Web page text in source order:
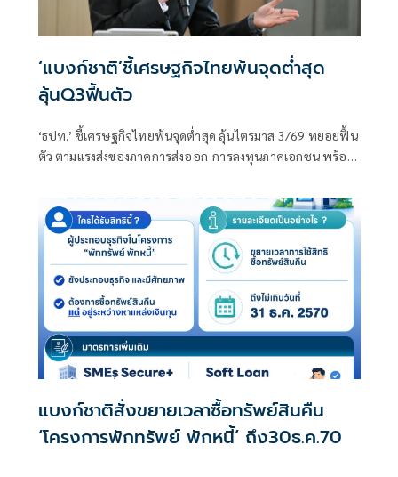
‘แบงก์ชาติ’ชี้เศรษฐกิจไทยพ้นจุดต่ำสุด
ลุ้นQ3ฟื้นตัว
‘ธปท.’ ชี้เศรษฐกิจไทยพ้นจุดต่ำสุด ลุ้นไตรมาส 3/69 ทยอยฟื้น
ตัว ตามแรงส่งของภาคการส่งออก-การลงทุนภาคเอกชน พร้อม
เพียง 1 ข้อ มีโอกาสหลุดในรอบถัดไป
แบงก์ชาติสั่งขยายเวลาซื้อทรัพย์สินคืน
‘โครงการพักทรัพย์ พักหนี้’ ถึง30ธ.ค.70